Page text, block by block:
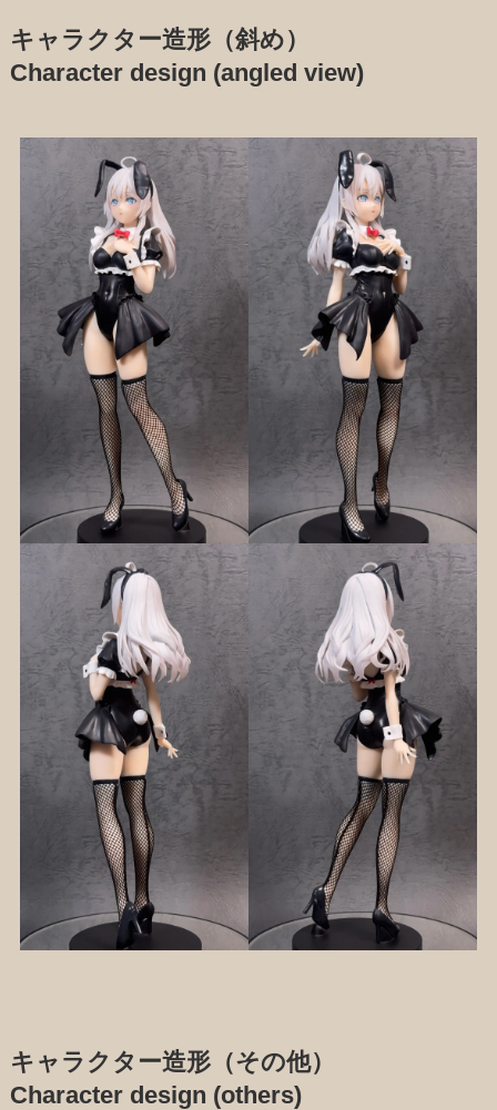
キャラクター造形（斜め）
Character design (angled view)
キャラクター造形（その他）
Character design (others)